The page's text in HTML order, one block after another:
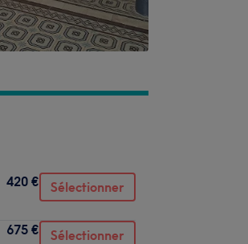
420 € Sélectionner
675 € Sélectionner